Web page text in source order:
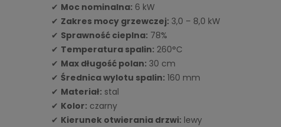
✔ Moc nominalna: 6 kW
✔ Zakres mocy grzewczej: 3,0 – 8,0 kW
✔ Sprawność cieplna: 78%
✔ Temperatura spalin: 260°C
✔ Max długość polan: 30 cm
✔ Średnica wylotu spalin: 160 mm
✔ Materiał: stal
✔ Kolor: czarny
✔ Kierunek otwierania drzwi: lewy